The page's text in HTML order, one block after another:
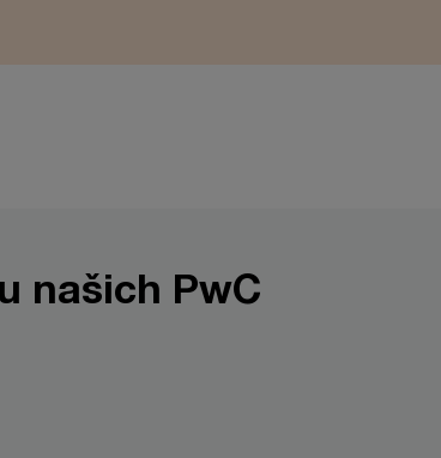
našich PwC